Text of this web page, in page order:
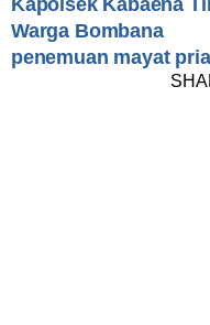
Warga Bombana
penemuan mayat pria